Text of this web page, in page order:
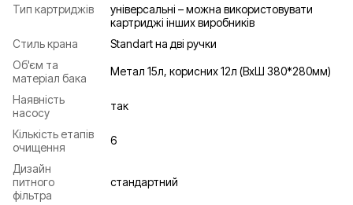
Тип картриджів
універсальні – можна використовувати
картриджі інших виробників
Стиль крана
Standart на дві ручки
Об'єм та
матеріал бака
Метал 15л, корисних 12л (ВхШ 380*280мм)
Наявність
насосу
так
Кількість етапів
очищення
6
Дизайн
питного
фільтра
стандартний